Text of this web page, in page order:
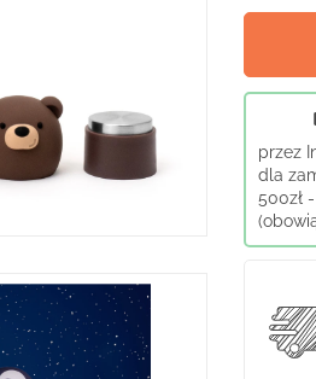
przez
dla
500zł